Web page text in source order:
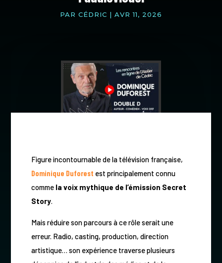
PAR CÉDRIC | AVR 11, 2026
Figure incontournable de la télévision française,
Dominique Duforest est principalement connu
comme la voix mythique de l’émission Secret
Story.
Mais réduire son parcours à ce rôle serait une
erreur. Radio, casting, production, direction
artistique… son expérience traverse plusieurs